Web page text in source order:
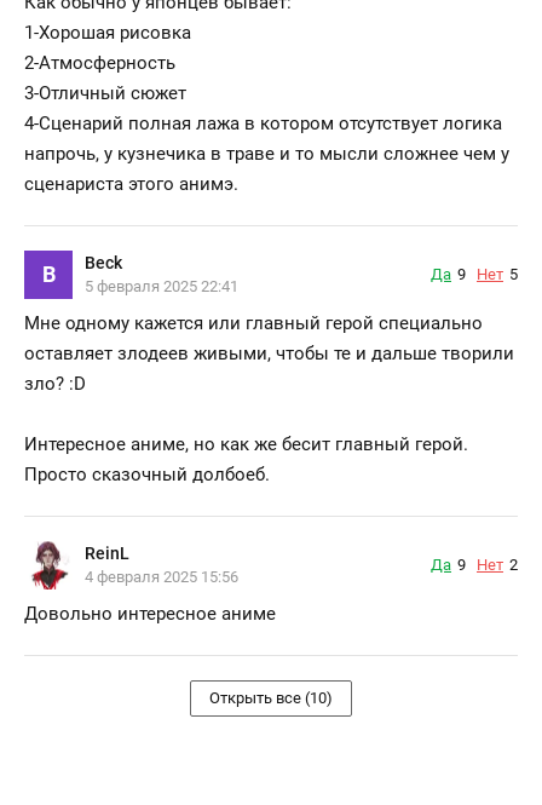
1-Хорошая рисовка
2-Атмосферность
3-Отличный сюжет
4-Сценарий полная лажа в котором отсутствует логика
напрочь, у кузнечика в траве и то мысли сложнее чем у
сценариста этого анимэ.
B Beck
5 февраля 2025 22:41
Да 9 Нет 5
Мне одному кажется или главный герой специально
оставляет злодеев живыми, чтобы те и дальше творили
зло? :D
Интересное аниме, но как же бесит главный герой.
Просто сказочный долбоеб.
ReinL
4 февраля 2025 15:56
Да 9 Нет 2
Довольно интересное аниме
Открыть все (10)